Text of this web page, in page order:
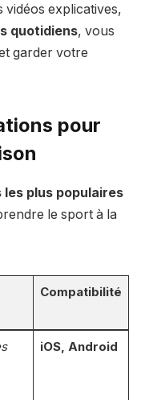
vidéos explicatives,
quotidiens, vous
garder votre
pour
plus populaires
le sport à la
Compatibilité
iOS, Android